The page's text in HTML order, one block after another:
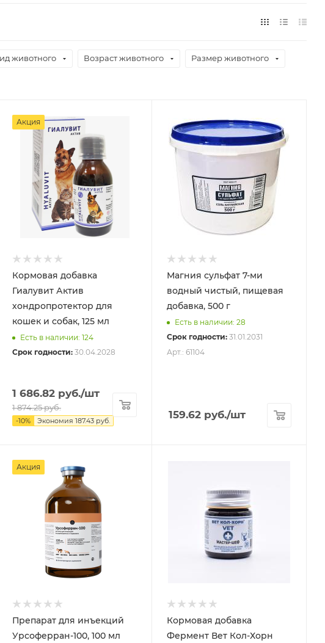
животного Возраст животного Размер животного
Акция
Кормовая добавка
Гиалувит Актив
хондропротектор для
кошек и собак, 125 мл
Есть в наличии: 124
Срок годности: 30.04.2028
1 686.82 руб./шт
1 874.25руб.
-10% Экономия 187.43 руб.
Магния сульфат 7-ми
водный чистый, пищевая
добавка, 500 г
Есть в наличии: 28
Срок годности: 31.01.2031
Арт.: 61104
159.62 руб./шт
Акция
Препарат для инъекций
Урсоферран-100, 100 мл
Кормовая добавка
Фермент Вет Кол-Хорн